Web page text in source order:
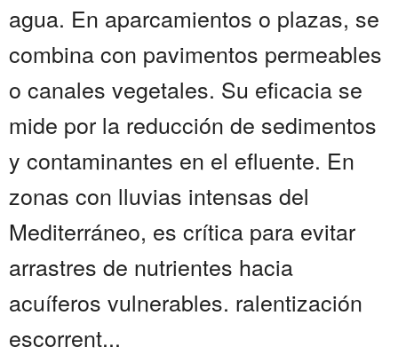
agua. En aparcamientos o plazas, se
combina con pavimentos permeables
o canales vegetales. Su eficacia se
mide por la reducción de sedimentos
y contaminantes en el efluente. En
zonas con lluvias intensas del
Mediterráneo, es crítica para evitar
arrastres de nutrientes hacia
acuíferos vulnerables. ralentización
escorrent...